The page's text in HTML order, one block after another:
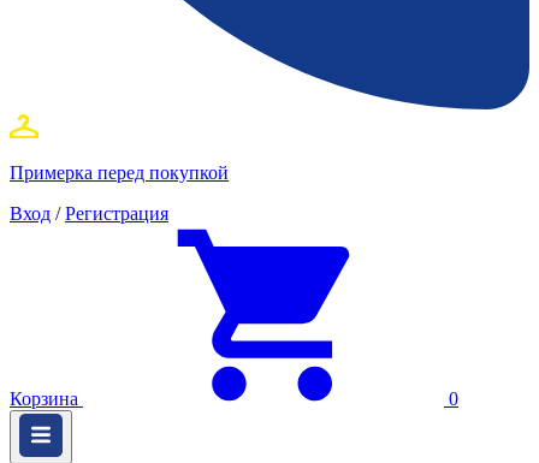
Примерка перед покупкой
Вход / Регистрация
Корзина 0